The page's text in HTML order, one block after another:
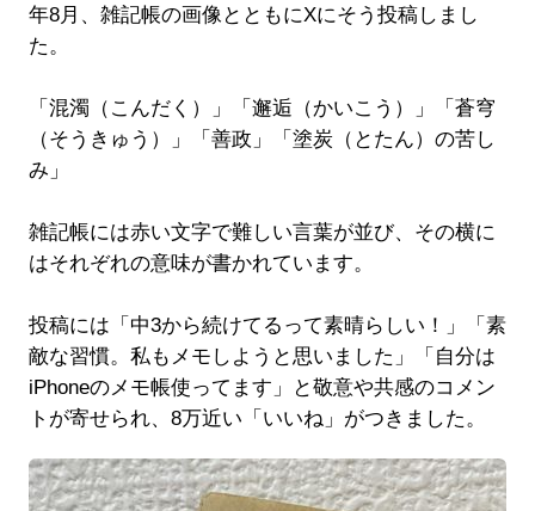
年8月、雑記帳の画像とともにXにそう投稿しまし
た。
「混濁（こんだく）」「邂逅（かいこう）」「蒼穹
（そうきゅう）」「善政」「塗炭（とたん）の苦し
み」
雑記帳には赤い文字で難しい言葉が並び、その横に
はそれぞれの意味が書かれています。
投稿には「中3から続けてるって素晴らしい！」「素
敵な習慣。私もメモしようと思いました」「自分は
iPhoneのメモ帳使ってます」と敬意や共感のコメン
トが寄せられ、8万近い「いいね」がつきました。